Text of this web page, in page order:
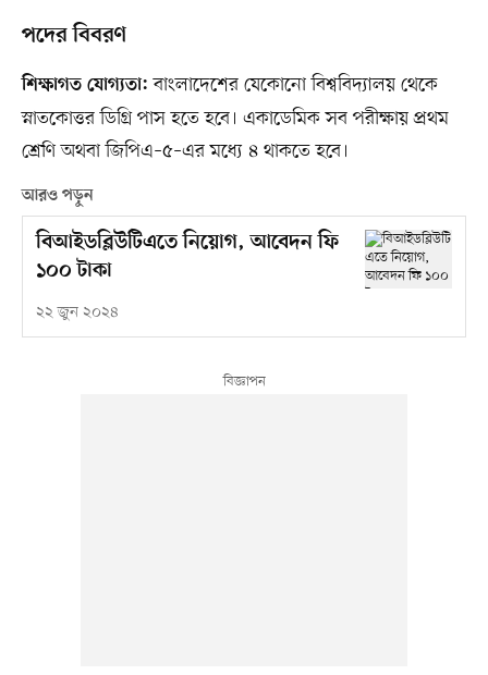
পদের বিবরণ
শিক্ষাগত যোগ্যতা: বাংলাদেশের যেকোনো বিশ্ববিদ্যালয় থেকে
স্নাতকোত্তর ডিগ্রি পাস হতে হবে। একাডেমিক সব পরীক্ষায় প্রথম
শ্রেণি অথবা জিপিএ–৫–এর মধ্যে ৪ থাকতে হবে।
আরও পড়ুন
বিআইডব্লিউটিএতে নিয়োগ, আবেদন ফি
১০০ টাকা
২২ জুন ২০২৪